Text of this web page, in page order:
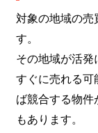
対象の地域の
す。
その地域が活
すぐに売れる
ば競合する物
もあります。